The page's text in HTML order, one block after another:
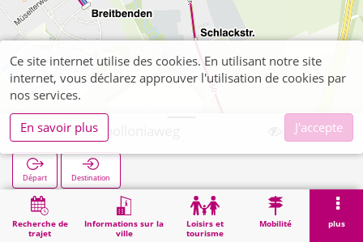
Recherche de
trajet
Informations sur la
ville
Loisirs et
tourisme
Mobilité plus
Eilendorf Apolloniaweg
Départ Destination
Démarrage Eilendorf Apolloniaweg
Ce site internet utilise des cookies. En utilisant notre site
internet, vous déclarez approuver l'utilisation de cookies par
nos services.
En savoir plus
J'accepte